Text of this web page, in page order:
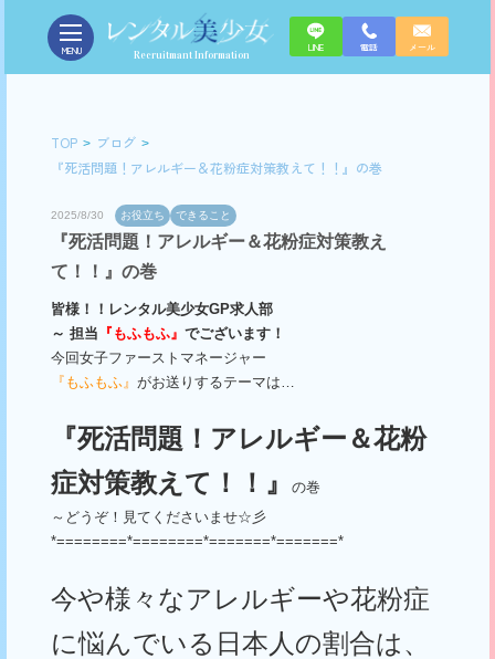
LINE 電話 メール
Recruitmant Information
MENU
TOP
ブログ
『死活問題！アレルギー＆花粉症対策教えて！！』の巻
2025/8/30 お役立ち できること
『死活問題！アレルギー＆花粉症対策教え
て！！』の巻
皆様！！レンタル美少女GP求人部
～ 担当 『もふもふ』 でございます！
今回女子ファーストマネージャー
『もふもふ』 がお送りするテーマは…
『死活問題！アレルギー＆花粉
症対策教えて！！』
の巻
～どうぞ！見てくださいませ☆彡
*========*========*=======*=======*
今や様々なアレルギーや花粉症
に悩んでいる日本人の割合は、